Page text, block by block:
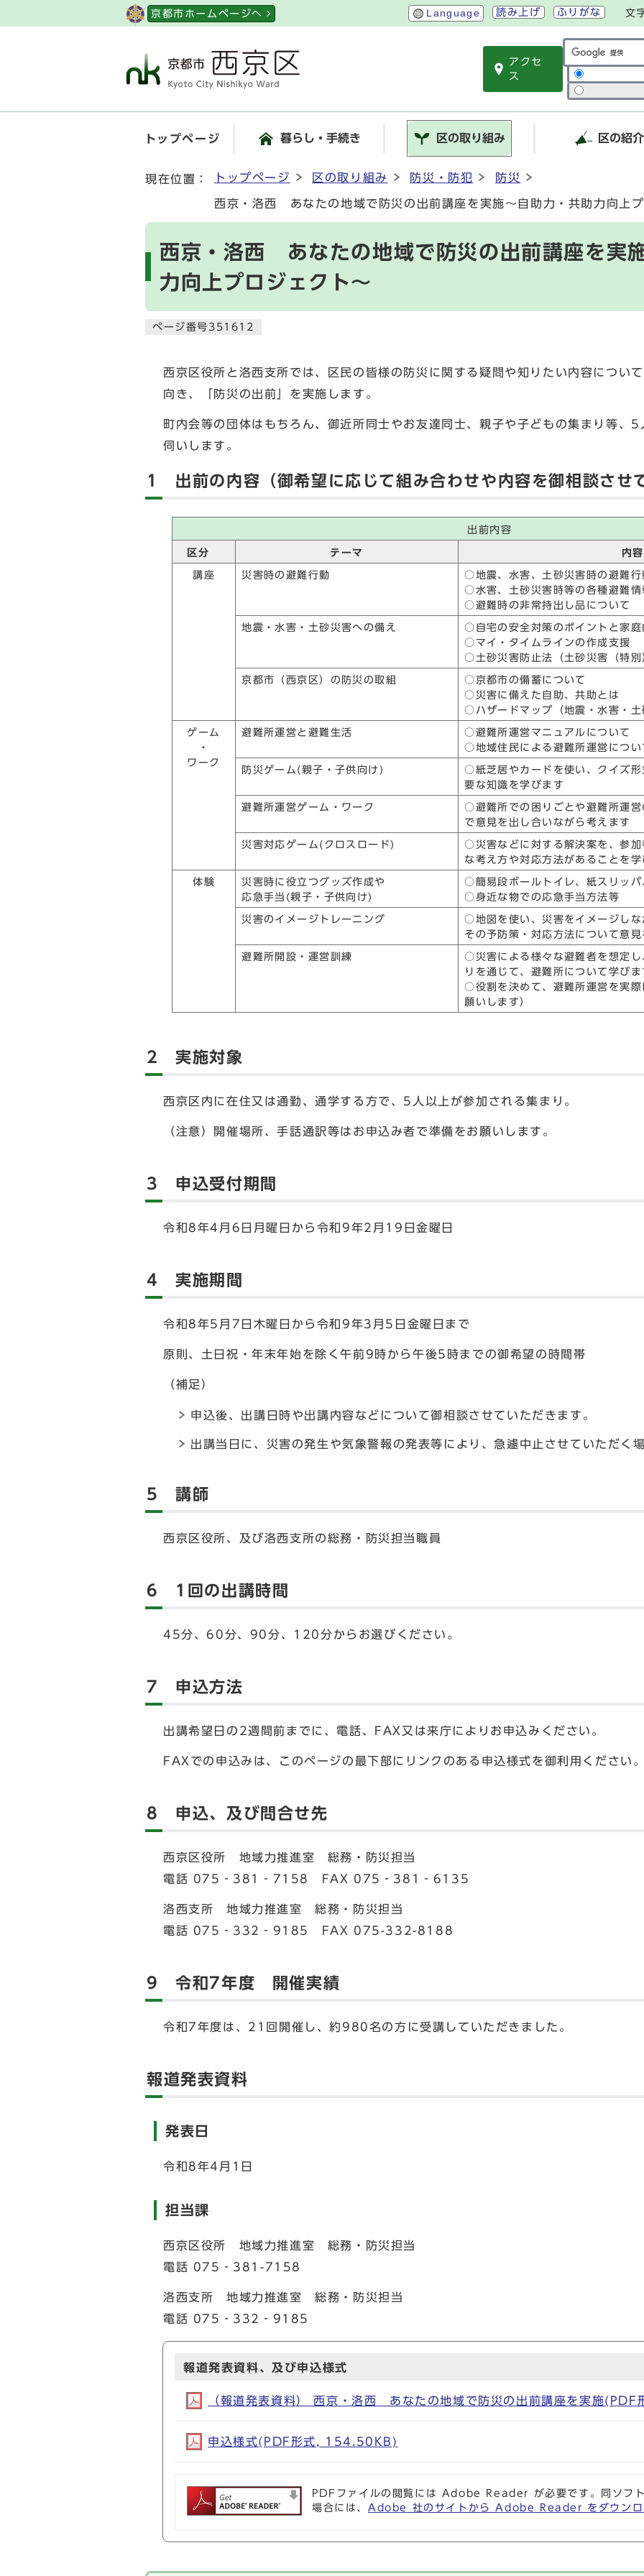
京都市ホームページへ Language 読み上げ ふりがな 文
アクセ
ス
サイト内検索
トップページ 暮らし・手続き 区の取り組み 区の紹介
現在位置： トップページ 区の取り組み 防災・防犯 防災
西京・洛西 あなたの地域で防災の出前講座を実施～自助力・共助力向上
西京・洛西 あなたの地域で防災の出前講座を実
力向上プロジェクト～
ページ番号351612
西京区役所と洛西支所では、区民の皆様の防災に関する疑問や知りたい内容につい
向き、「防災の出前」を実施します。
町内会等の団体はもちろん、御近所同士やお友達同士、親子や子どもの集まり等、
伺いします。
1 出前の内容（御希望に応じて組み合わせや内容を御相談させ
出前内容
区分 テーマ 内容
講座 災害時の避難行動
○地震、水害、土砂災害時の避難行
○水害、土砂災害時等の各種避難情
○避難時の非常持出し品について
地震・水害・土砂災害への備え
○自宅の安全対策のポイントと家庭
○マイ・タイムラインの作成支援
○土砂災害防止法（土砂災害（特別
京都市（西京区）の防災の取組
○京都市の備蓄について
○災害に備えた自助、共助とは
○ハザードマップ（地震・水害・土
ゲーム
・
ワーク
避難所運営と避難生活
○避難所運営マニュアルについて
○地域住民による避難所運営につい
防災ゲーム(親子・子供向け)
○紙芝居やカードを使い、クイズ
要な知識を学びます
避難所運営ゲーム・ワーク
○避難所での困りごとや避難所運
で意見を出し合いながら考えます
災害対応ゲーム(クロスロード)
○災害などに対する解決案を、参
な考え方や対応方法があることを学
体験
災害時に役立つグッズ作成や
応急手当(親子・子供向け)
○簡易段ボールトイレ、紙スリッパ
○身近な物での応急手当方法等
災害のイメージトレーニング
○地図を使い、災害をイメージしな
その予防策・対応方法について意
避難所開設・運営訓練
○災害による様々な避難者を想定
りを通じて、避難所について学びま
○役割を決めて、避難所運営を実
願いします）
2 実施対象
西京区内に在住又は通勤、通学する方で、5人以上が参加される集まり。
（注意）開催場所、手話通訳等はお申込み者で準備をお願いします。
3 申込受付期間
令和8年4月6日月曜日から令和9年2月19日金曜日
4 実施期間
令和8年5月7日木曜日から令和9年3月5日金曜日まで
原則、土日祝・年末年始を除く午前9時から午後5時までの御希望の時間帯
（補足）
申込後、出講日時や出講内容などについて御相談させていただきます。
出講当日に、災害の発生や気象警報の発表等により、急遽中止させていただく
5 講師
西京区役所、及び洛西支所の総務・防災担当職員
6 1回の出講時間
45分、60分、90分、120分からお選びください。
7 申込方法
出講希望日の2週間前までに、電話、FAX又は来庁によりお申込みください。
FAXでの申込みは、このページの最下部にリンクのある申込様式を御利用ください。
8 申込、及び問合せ先
西京区役所 地域力推進室 総務・防災担当
電話 075‐381‐7158 FAX 075‐381‐6135
洛西支所 地域力推進室 総務・防災担当
電話 075‐332‐9185 FAX 075-332-8188
9 令和7年度 開催実績
令和7年度は、21回開催し、約980名の方に受講していただきました。
報道発表資料
発表日
令和8年4月1日
担当課
西京区役所 地域力推進室 総務・防災担当
電話 075‐381-7158
洛西支所 地域力推進室 総務・防災担当
電話 075‐332‐9185
報道発表資料、及び申込様式
（報道発表資料） 西京・洛西 あなたの地域で防災の出前講座を実施
申込様式(PDF形式, 154.50KB)
PDFファイルの閲覧には Adobe Reader が必要です。同ソフト
場合には、 Adobe 社のサイトから Adobe Reader をダウンロ